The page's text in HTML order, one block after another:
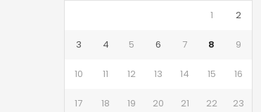
1 2
3 4 5 6 7 8 9
10 11 12 13 14 15 16
17 18 19 20 21 22 23